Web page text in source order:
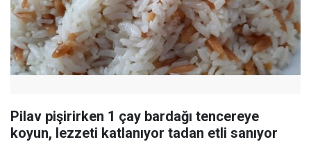
Pilav pişirirken 1 çay bardağı tencereye
koyun, lezzeti katlanıyor tadan etli sanıyor